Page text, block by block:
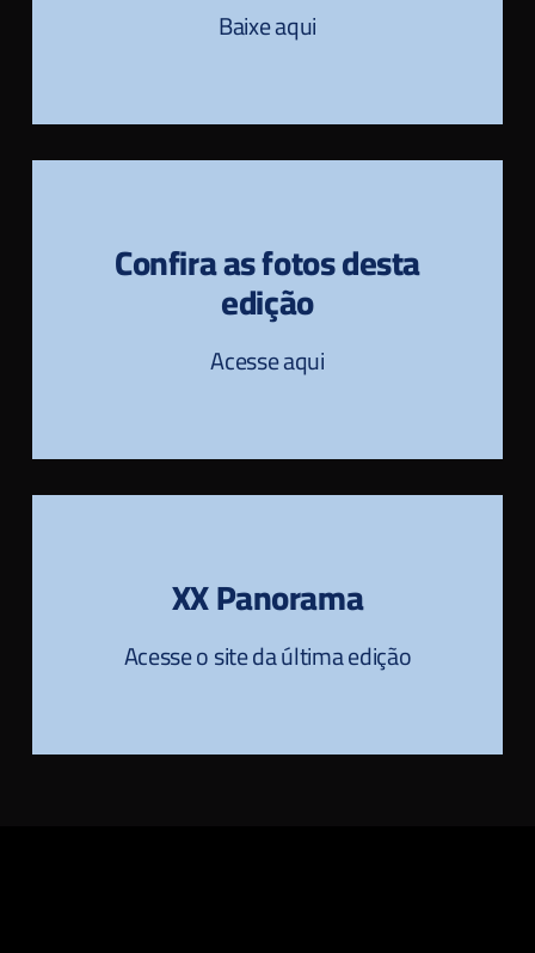
Baixe aqui
Confira as fotos desta
edição
Acesse aqui
XX Panorama
Acesse o site da última edição